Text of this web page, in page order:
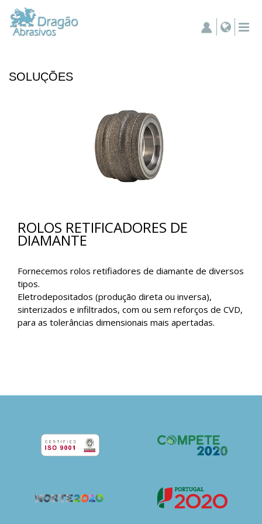
SOLUÇÕES
ROLOS RETIFICADORES DE
DIAMANTE
Fornecemos rolos retifiadores de diamante de diversos
tipos.
Eletrodepositados (produção direta ou inversa),
sinterizados e infiltrados, com ou sem reforços de CVD,
para as tolerâncias dimensionais mais apertadas.